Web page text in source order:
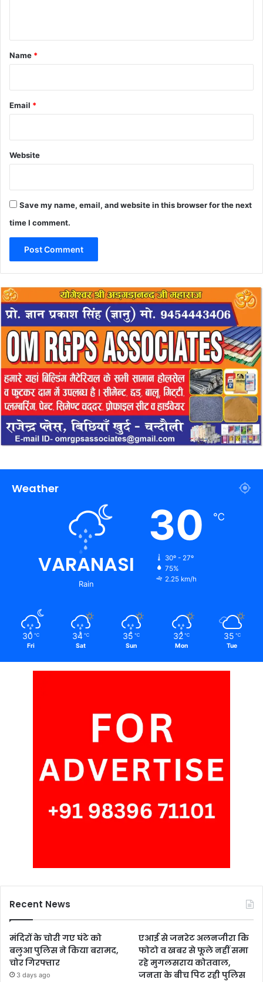
*
Name *
Email *
Website
Save my name, email, and website in this browser for the next
time I comment.
Weather
VARANASI
Rain
30 ℃
30º - 27º
75%
2.25 km/h
30 ℃
Fri
34 ℃
Sat
35 ℃
Sun
32 ℃
Mon
35 ℃
Tue
Recent News
मंदिरों के चोरी गए घंटे को
बलुआ पुलिस ने किया बरामद,
चोर गिरफ्तार
3 days ago
एआई से जनरेट अलनजीरा कि
फोटो व खबर से फूले नहीं समा
रहे मुगलसराय कोतवाल,
जनता के बीच पिट रही पुलिस